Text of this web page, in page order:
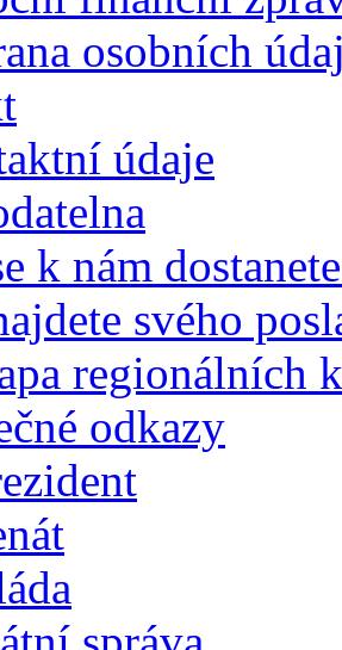
osobních
údaje
k nám
svého
regionálních
odkazy